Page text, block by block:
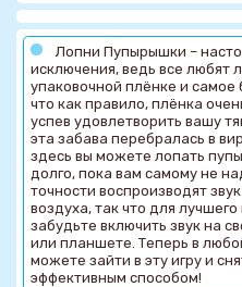
Лопни Пупырышки –
исключения, ведь все любят
упаковочной плёнке и самое
что как правило, плёнка
успев удовлетворить вашу
эта забава перебралась в
здесь вы можете лопать
долго, пока вам самому не
точности воспроизводят
воздуха, так что для
забудьте включить звук на
или планшете. Теперь в
можете зайти в эту игру и
эффективным способом!